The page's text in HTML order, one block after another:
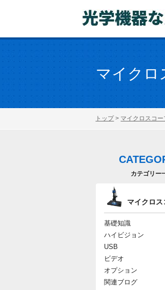
マイクロ
トップ> マイクロスコー
カテゴリー
マイクロス
基礎知識
ハイビジョン
USB
ビデオ
オプション
関連ブログ